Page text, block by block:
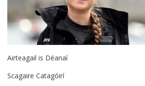
Airteagail is Déanaí
Scagaire Catagóirí